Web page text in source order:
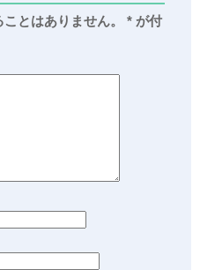
とはありません。 * が付